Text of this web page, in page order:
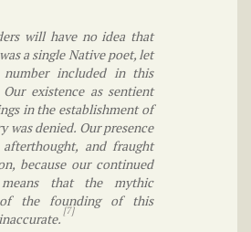
will have no idea that
a single Native poet, let
number included in this
Our existence as sentient
in the establishment of
was denied. Our presence
and fraught
because our continued
means that the mythic
the founding of this
[7]